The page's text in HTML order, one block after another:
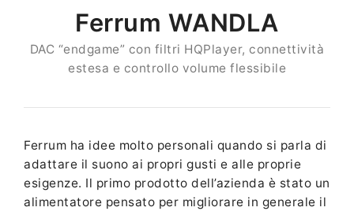
Ferrum WANDLA
DAC “endgame” con filtri HQPlayer, connettività
estesa e controllo volume flessibile
Ferrum ha idee molto personali quando si parla di
adattare il suono ai propri gusti e alle proprie
esigenze. Il primo prodotto dell’azienda è stato un
alimentatore pensato per migliorare in generale il